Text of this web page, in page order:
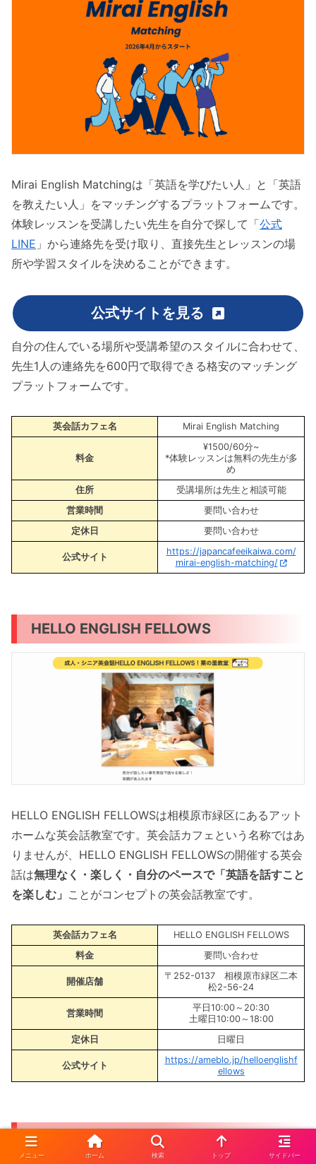
Mirai English Matchingは「英語を学びたい人」と「英語
を教えたい人」をマッチングするプラットフォームです。
体験レッスンを受講したい先生を自分で探して「公式
LINE 」から連絡先を受け取り、直接先生とレッスンの場
所や学習スタイルを決めることができます。
公式サイトを見る
自分の住んでいる場所や受講希望のスタイルに合わせて、
先生1人の連絡先を600円で取得できる格安のマッチング
プラットフォームです。
英会話カフェ名 Mirai English Matching
料金
¥1500/60分~
*体験レッスンは無料の先生が多
め
住所
受講場所は先生と相談可能
営業時間
要問い合わせ
定休日
要問い合わせ
公式サイト
https://japancafeeikaiwa.com/
mirai-english-matching/
HELLO ENGLISH FELLOWS
HELLO ENGLISH FELLOWSは相模原市緑区にあるアット
ホームな英会話教室です。英会話カフェという名称ではあ
りませんが、HELLO ENGLISH FELLOWSの開催する英会
話は無理なく・楽しく・自分のペースで「英語を話すこと
を楽しむ」 ことがコンセプトの英会話教室です。
英会話カフェ名
HELLO ENGLISH FELLOWS
料金
要問い合わせ
開催店舗
〒252-0137 相模原市緑区二本
松2-56-24
営業時間
平日10:00～20:30
土曜日10:00～18:00
定休日
日曜日
公式サイト
https://ameblo.jp/helloenglishf
ellows
English Cafe Humming
メニュー ホーム 検索 トップ サイドバー